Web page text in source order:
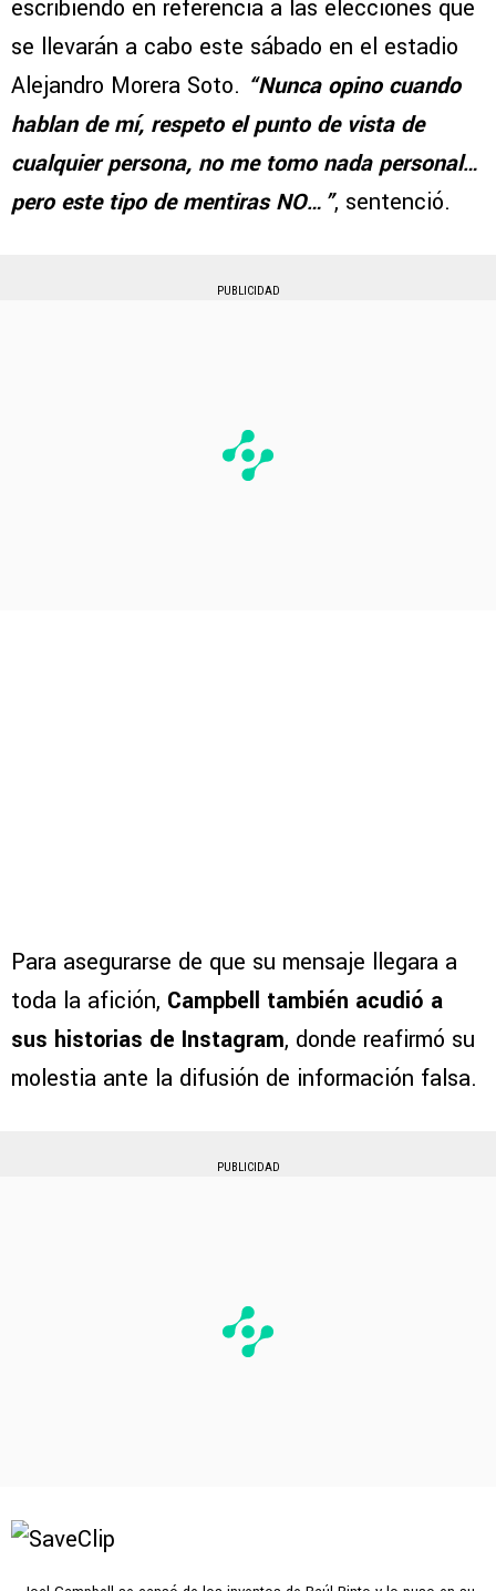
escribiendo en referencia a las elecciones que
se llevarán a cabo este sábado en el estadio
Alejandro Morera Soto. “Nunca opino cuando
hablan de mí, respeto el punto de vista de
cualquier persona, no me tomo nada personal…
pero este tipo de mentiras NO…”, sentenció.
PUBLICIDAD
Para asegurarse de que su mensaje llegara a
toda la afición, Campbell también acudió a
sus historias de Instagram, donde reafirmó su
molestia ante la difusión de información falsa.
PUBLICIDAD